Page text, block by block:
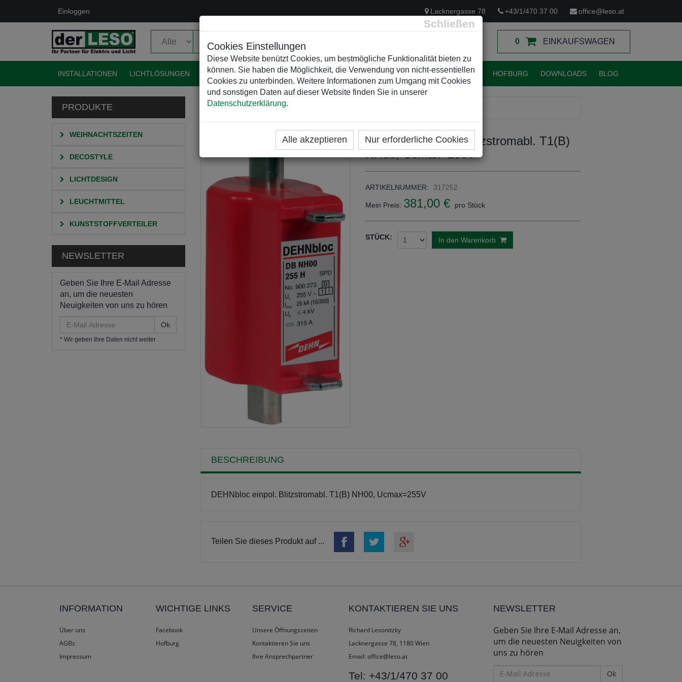
Schließen
Cookies Einstellungen
Diese Website benützt Cookies, um bestmögliche Funktionalität bieten zu
können. Sie haben die Möglichkeit, die Verwendung von nicht-essentiellen
Cookies zu unterbinden. Weitere Informationen zum Umgang mit Cookies
und sonstigen Daten auf dieser Website finden Sie in unserer
Datenschutzerklärung.
Alle akzeptieren Nur erforderliche Cookies
Einloggen Lacknergasse 78 +43/1/470 37 00 office@leso.at
0 EINKAUFSWAGEN
INSTALLATIONEN LICHTLÖSUNGEN EVENTELEKTRIK KUNSTSTOFFVERTEILER WEIHNACHTSBELEUCHTUNGEN HOFBURG DOWNLOADS BLOG
PRODUKTE
WEIHNACHTSZEITEN
DECOSTYLE
LICHTDESIGN
LEUCHTMITTEL
KUNSTSTOFFVERTEILER
NEWSLETTER
Geben Sie Ihre E-Mail Adresse
an, um die neuesten
Neuigkeiten von uns zu hören
Mail
Adresse
* Wir geben Ihre Daten nicht weiter
HOME KATEGORIEN
DEHNbloc einpol. Blitzstromabl. T1(B)
NH00, Ucmax=255V
ARTIKELNUMMER: 317252
Mein Preis: 381,00 € pro Stück
STÜCK: In den Warenkorb
BESCHREIBUNG
DEHNbloc einpol. Blitzstromabl. T1(B) NH00, Ucmax=255V
Teilen Sie dieses Produkt auf ...
INFORMATION
Über uns
AGBs
Impressum
WICHTIGE LINKS
Facebook
Hofburg
SERVICE
Unsere Öffnungszeiten
Kontaktieren Sie uns
Ihre Ansprechpartner
KONTAKTIEREN SIE UNS
Richard Lesonitzky
Lacknergasse 78, 1180 Wien
Email: office@leso.at
Tel: +43/1/470 37 00
NEWSLETTER
Geben Sie Ihre E-Mail Adresse an,
um die neuesten Neuigkeiten von
uns zu hören